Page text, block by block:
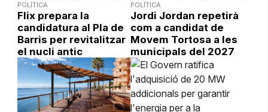
POLÍTICA
Flix prepara la
candidatura al Pla de
Barris per revitalitzar
el nucli antic
POLÍTICA
Jordi Jordan repetirà
com a candidat de
Movem Tortosa a les
municipals del 2027